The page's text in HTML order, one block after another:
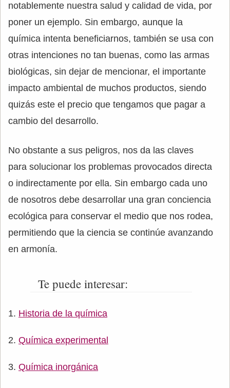
notablemente nuestra salud y calidad de vida, por
poner un ejemplo. Sin embargo, aunque la
química intenta beneficiarnos, también se usa con
otras intenciones no tan buenas, como las armas
biológicas, sin dejar de mencionar, el importante
impacto ambiental de muchos productos, siendo
quizás este el precio que tengamos que pagar a
cambio del desarrollo.
No obstante a sus peligros, nos da las claves
para solucionar los problemas provocados directa
o indirectamente por ella. Sin embargo cada uno
de nosotros debe desarrollar una gran conciencia
ecológica para conservar el medio que nos rodea,
permitiendo que la ciencia se continúe avanzando
en armonía.
Te puede interesar:
Historia de la química
Química experimental
Química inorgánica